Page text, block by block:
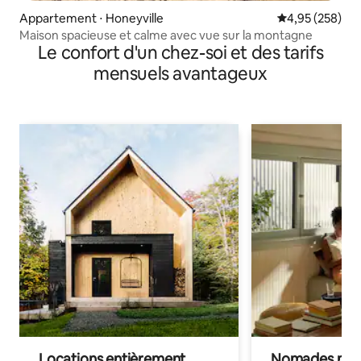
Appartement ⋅ Honeyville Évaluation
4,95 (258)
Maison spacieuse et calme avec vue sur la montagne
Le confort d'un chez-soi et des tarifs
mensuels avantageux